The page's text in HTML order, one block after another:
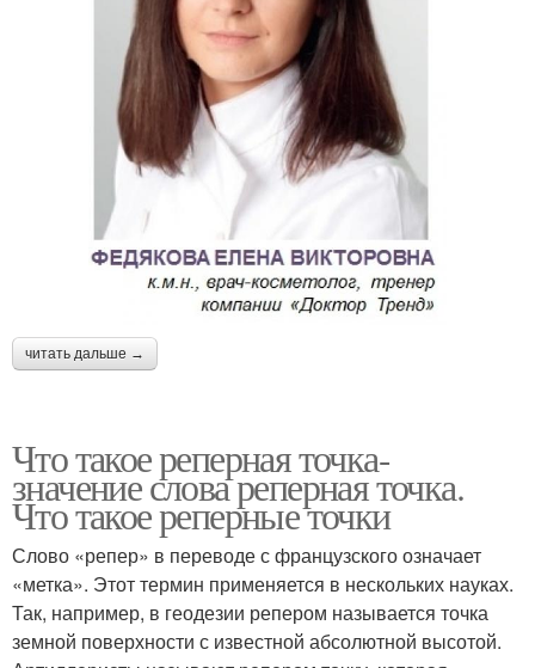
читать дальше →
Что такое реперная точка-
значение слова реперная точка.
Что такое реперные точки
Слово «репер» в переводе с французского означает
«метка». Этот термин применяется в нескольких науках.
Так, например, в геодезии репером называется точка
земной поверхности с известной абсолютной высотой.